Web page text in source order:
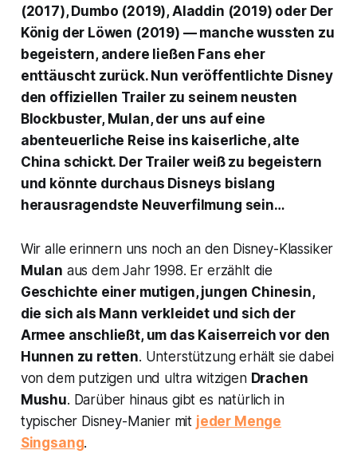
(2017), Dumbo (2019),Aladdin (2019) oder Der
König der Löwen (2019) — manche wussten zu
begeistern, andere ließen Fans eher
enttäuscht zurück. Nun veröffentlichte Disney
den offiziellen Trailer zu seinem neusten
Blockbuster, Mulan,der uns auf eine
abenteuerliche Reise ins kaiserliche, alte
China schickt. Der Trailer weiß zu begeistern
und könnte durchaus Disneys bislang
herausragendste Neuverfilmung sein…
Wir alle erinnern uns noch an den Disney-Klassiker
Mulan aus dem Jahr 1998. Er erzählt die
Geschichte einer mutigen, jungen Chinesin,
die sich als Mann verkleidet und sich der
Armee anschließt, um das Kaiserreich vor den
Hunnen zu retten. Unterstützung erhält sie dabei
von dem putzigen und ultra witzigen Drachen
Mushu. Darüber hinaus gibt es natürlich in
typischer Disney-Manier mit jeder Menge
Singsang.